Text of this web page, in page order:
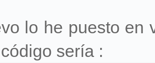
lo he puesto en
sería :